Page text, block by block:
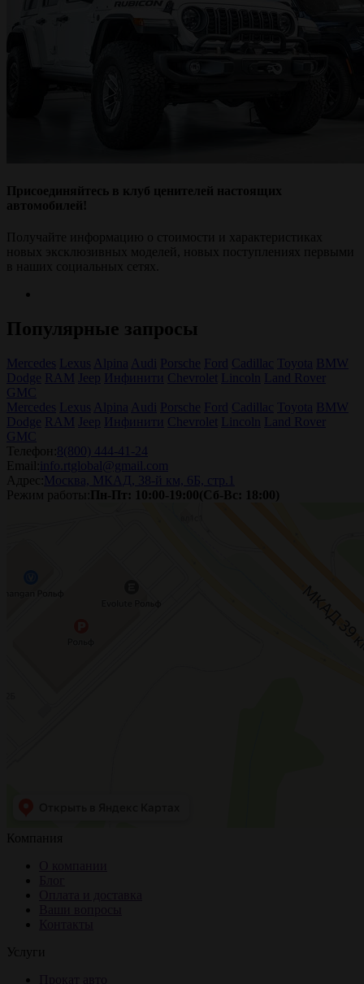
Присоединяйтесь в клуб ценителей настоящих
автомобилей!
Получайте информацию о стоимости и характеристиках
новых эксклюзивных моделей, новых поступлениях первыми
в наших социальных сетях.
Популярные запросы
Mercedes Lexus Alpina Audi Porsche Ford Cadillac Toyota BMW
Dodge RAM Jeep Инфинити Chevrolet Lincoln
Land Rover
GMC
Mercedes Lexus Alpina Audi Porsche Ford Cadillac Toyota BMW
Dodge RAM Jeep Инфинити Chevrolet Lincoln
Land Rover
GMC
Телефон: 8(800) 444-41-24
Email:
info.rtglobal@gmail.com
Адрес:
Москва, МКАД, 38-й км, 6Б, стр.1
Режим работы:
Пн-Пт: 10:00-19:00(Сб-Вс: 18:00)
Компания
Услуги